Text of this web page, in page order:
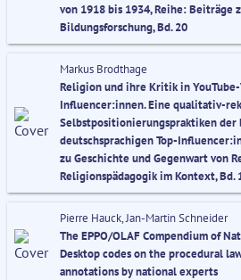
von 1918 bis 1934, Reihe: Beiträge
Bildungsforschung, Bd. 20
Markus Brodthage
Religion und ihre Kritik in
Influencer:innen. Eine qualitativ-
Selbstpositionierungspraktiken
deutschsprachigen Top-
zu Geschichte und Gegenwart von
Religionspädagogik im Kontext, Bd.
Pierre Hauck, Jan-Martin Schneider
The EPPO/OLAF Compendium of
Desktop codes on the procedural
annotations by national experts